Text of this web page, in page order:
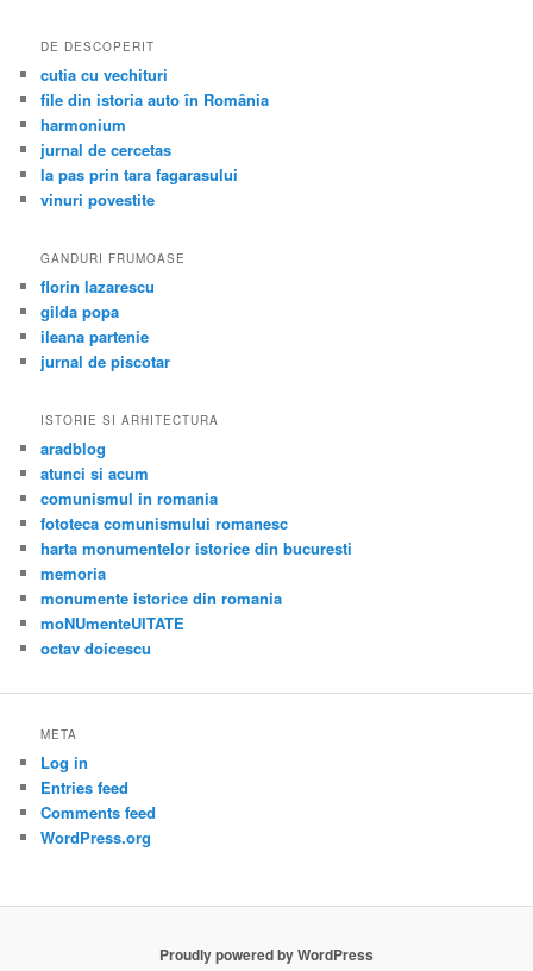
DE DESCOPERIT
cutia cu vechituri
file din istoria auto în România
harmonium
jurnal de cercetas
la pas prin tara fagarasului
vinuri povestite
GANDURI FRUMOASE
florin lazarescu
gilda popa
ileana partenie
jurnal de piscotar
ISTORIE SI ARHITECTURA
aradblog
atunci si acum
comunismul in romania
fototeca comunismului romanesc
harta monumentelor istorice din bucuresti
memoria
monumente istorice din romania
moNUmenteUITATE
octav doicescu
META
Log in
Entries feed
Comments feed
WordPress.org
Proudly powered by WordPress